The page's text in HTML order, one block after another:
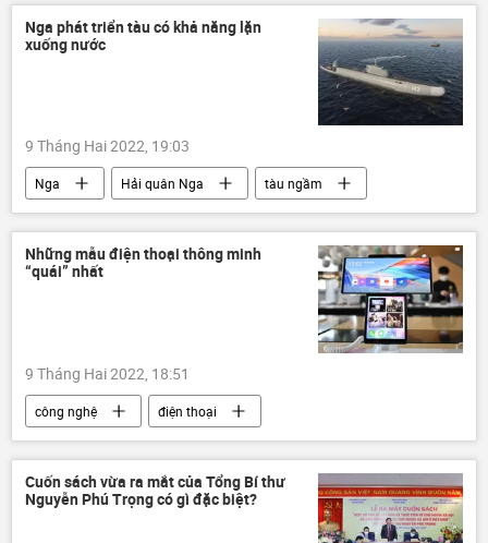
vi phạm
Nga phát triển tàu có khả năng lặn
xuống nước
9 Tháng Hai 2022, 19:03
Nga Hải quân Nga tàu ngầm
Những mẫu điện thoại thông minh
“quái” nhất
9 Tháng Hai 2022, 18:51
công nghệ điện thoại
Cuốn sách vừa ra mắt của Tổng Bí thư
Nguyễn Phú Trọng có gì đặc biệt?